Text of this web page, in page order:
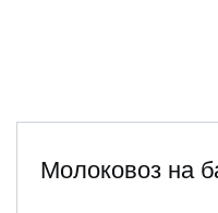
Молоковоз на